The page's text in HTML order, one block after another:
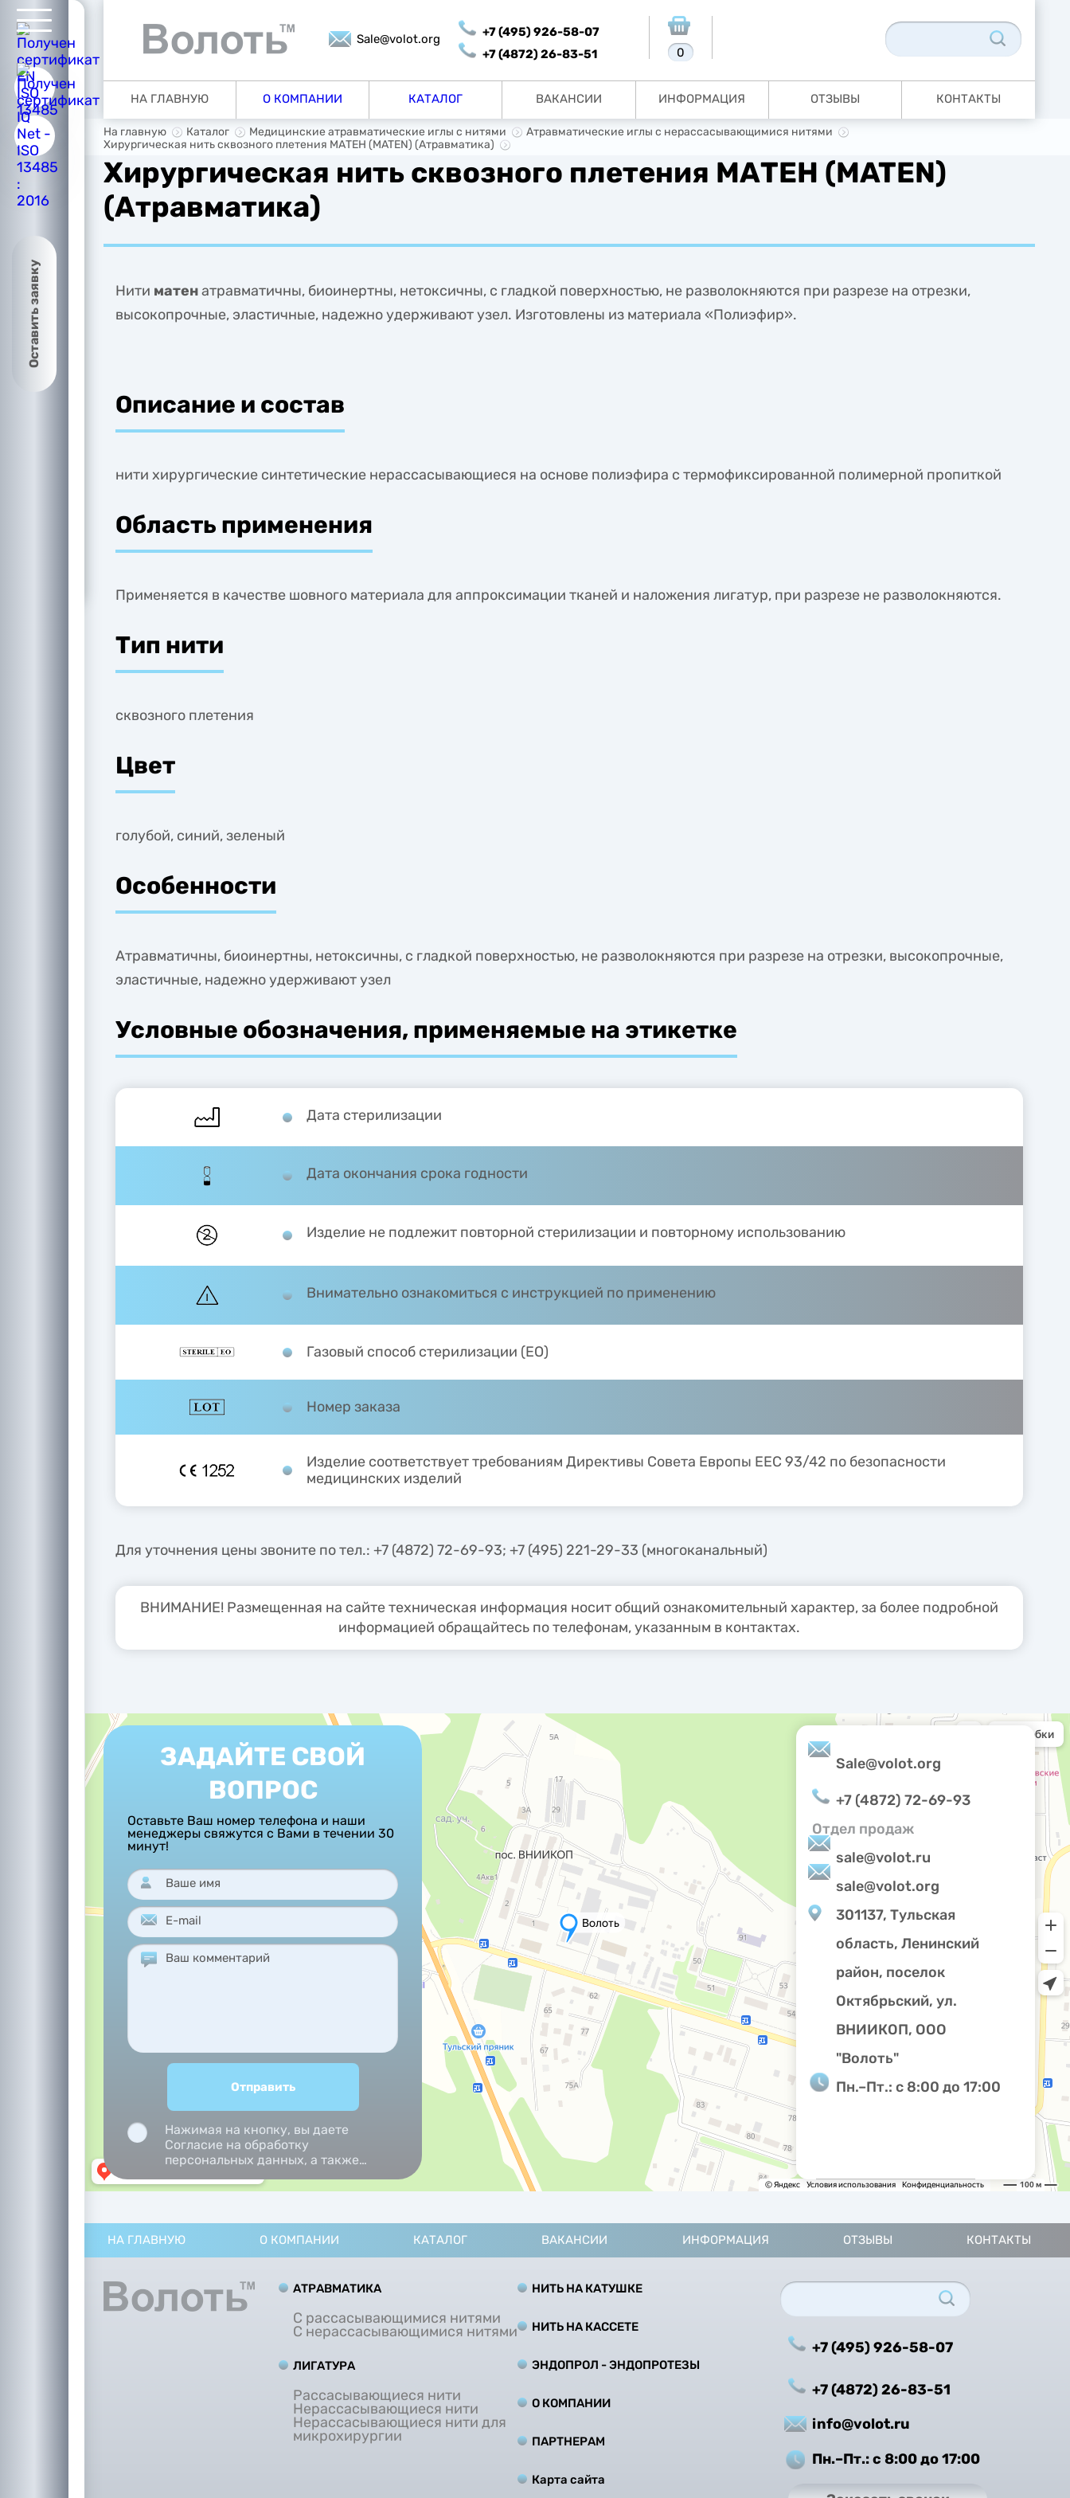
Оставить заявку
Sale@volot.org
+7 (495) 926-58-07
+7 (4872) 26-83-51
0
НА ГЛАВНУЮ О КОМПАНИИ КАТАЛОГ ВАКАНСИИ ИНФОРМАЦИЯ ОТЗЫВЫ КОНТАКТЫ
На главную Каталог Медицинские атравматические иглы с нитями
Атравматические иглы с нерассасывающимися нитями
Хирургическая нить сквозного плетения МАТЕН (MATEN) (Атравматика)
Хирургическая нить сквозного плетения МАТЕН (MATEN)
(Атравматика)
Нити матенатравматичны, биоинертны, нетоксичны, с гладкой поверхностью, не разволокняются при разрезе на отрезки,
высокопрочные, эластичные, надежно удерживают узел. Изготовлены из материала «Полиэфир».
Описание и состав
нити хирургические синтетические нерассасывающиеся на основе полиэфира с термофиксированной полимерной пропиткой
Область применения
Применяется в качестве шовного материала для аппроксимации тканей и наложения лигатур, при разрезе не разволокняются.
Тип нити
сквозного плетения
Цвет
голубой, синий, зеленый
Особенности
Атравматичны, биоинертны, нетоксичны, с гладкой поверхностью, не разволокняются при разрезе на отрезки, высокопрочные,
эластичные, надежно удерживают узел
Условные обозначения, применяемые на этикетке
Дата стерилизации
Дата окончания срока годности
Изделие не подлежит повторной стерилизации и повторному использованию
Внимательно ознакомиться с инструкцией по применению
Газовый способ стерилизации (EO)
Номер заказа
Изделие соответствует требованиям Директивы Совета Европы ЕЕС 93/42 по безопасности
медицинских изделий
Для уточнения цены звоните по тел.: +7 (4872) 72-69-93; +7 (495) 221-29-33 (многоканальный)
ВНИМАНИЕ! Размещенная на сайте техническая информация носит общий ознакомительный характер, за более подробной
информацией обращайтесь по телефонам, указанным в контактах.
ЗАДАЙТЕ СВОЙ
ВОПРОС
Оставьте Ваш номер телефона и наши
менеджеры свяжутся с Вами в течении 30
минут!
Нажимая на кнопку, вы даете
Согласие на обработку
персональных данных, а также
персональных данных
Sale@volot.org
+7 (4872) 72-69-93
Отдел продаж
sale@volot.ru
sale@volot.org
301137, Тульская
область, Ленинский
район, поселок
Октябрьский, ул.
ВНИИКОП, ООО
"Волоть"
Пн.–Пт.: с 8:00 до 17:00
НА ГЛАВНУЮ О КОМПАНИИ КАТАЛОГ ВАКАНСИИ ИНФОРМАЦИЯ ОТЗЫВЫ КОНТАКТЫ
АТРАВМАТИКА
С рассасывающимися нитями
С нерассасывающимися нитями
ЛИГАТУРА
Рассасывающиеся нити
Нерассасывающиеся нити
Нерассасывающиеся нити для
микрохирургии
НИТЬ НА КАТУШКЕ
НИТЬ НА КАCCЕТЕ
ЭНДОПРОЛ - ЭНДОПРОТЕЗЫ
О КОМПАНИИ
ПАРТНЕРАМ
Карта сайта
+7 (495) 926-58-07
+7 (4872) 26-83-51
info@volot.ru
Пн.–Пт.: с 8:00 до 17:00
Privacy notice